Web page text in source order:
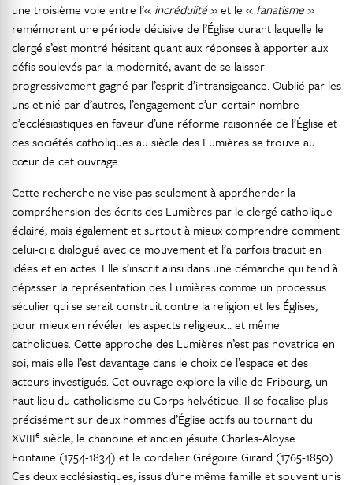
une troisième voie entre l’« incrédulité» et le « fanatisme»
remémorent une période décisive de l’Église durant laquelle le
clergé s’est montré hésitant quant aux réponses à apporter aux
défis soulevés par la modernité, avant de se laisser
progressivement gagné par l’esprit d’intransigeance. Oublié par les
uns et nié par d’autres, l’engagement d’un certain nombre
d’ecclésiastiques en faveur d’une réforme raisonnée de l’Église et
des sociétés catholiques au siècle des Lumières se trouve au
cœur de cet ouvrage.
Cette recherche ne vise pas seulement à appréhender la
compréhension des écrits des Lumières par le clergé catholique
éclairé, mais également et surtout à mieux comprendre comment
celui-ci a dialogué avec ce mouvement et l’a parfois traduit en
idées et en actes. Elle s’inscrit ainsi dans une démarche qui tend à
dépasser la représentation des Lumières comme un processus
séculier qui se serait construit contre la religion et les Églises,
pour mieux en révéler les aspects religieux… et même
catholiques. Cette approche des Lumières n’est pas novatrice en
soi, mais elle l’est davantage dans le choix de l’espace et des
acteurs investigués. Cet ouvrage explore la ville de Fribourg, un
haut lieu du catholicisme du Corps helvétique. Il se focalise plus
précisément sur deux hommes d’Église actifs au tournant du
XVIIIe siècle, le chanoine et ancien jésuite Charles-Aloyse
Fontaine (1754-1834) et le cordelier Grégoire Girard (1765-1850).
Ces deux ecclésiastiques, issus d’une même famille et souvent unis